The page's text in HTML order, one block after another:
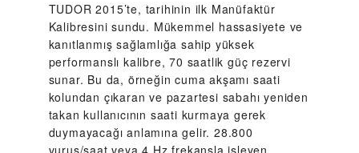
TUDOR 2015’te, tarihinin ilk Manüfaktür
Kalibresini sundu. Mükemmel hassasiyete ve
kanıtlanmış sağlamlığa sahip yüksek
performanslı kalibre, 70 saatlik güç rezervi
sunar. Bu da, örneğin cuma akşamı saati
kolundan çıkaran ve pazartesi sabahı yeniden
takan kullanıcının saati kurmaya gerek
duymayacağı anlamına gelir. 28.800